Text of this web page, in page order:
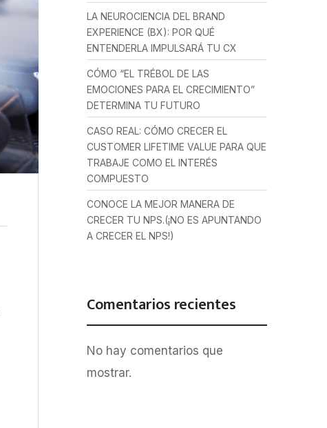
LA NEUROCIENCIA DEL BRAND
EXPERIENCE (BX): POR QUÉ
ENTENDERLA IMPULSARÁ TU CX
CÓMO “EL TRÉBOL DE LAS
EMOCIONES PARA EL CRECIMIENTO”
DETERMINA TU FUTURO
CASO REAL: CÓMO CRECER EL
CUSTOMER LIFETIME VALUE PARA QUE
TRABAJE COMO EL INTERÉS
COMPUESTO
CONOCE LA MEJOR MANERA DE
CRECER TU NPS.(¡NO ES APUNTANDO
A CRECER EL NPS!)
Comentarios recientes
No hay comentarios que
mostrar.